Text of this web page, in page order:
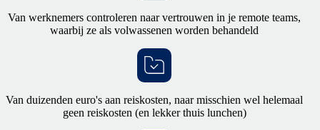
Van werknemers controleren naar vertrouwen in je remote teams,
waarbij ze als volwassenen worden behandeld
Van duizenden euro's aan reiskosten, naar misschien wel helemaal
geen reiskosten (en lekker thuis lunchen)